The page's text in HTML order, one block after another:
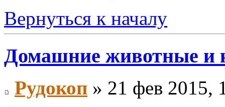
Вернуться к началу
Домашние животные и
Рудокоп » 21 фев 2015,